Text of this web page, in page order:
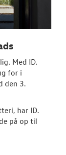
Med ID.
for i
den 3.
har ID.
på op til